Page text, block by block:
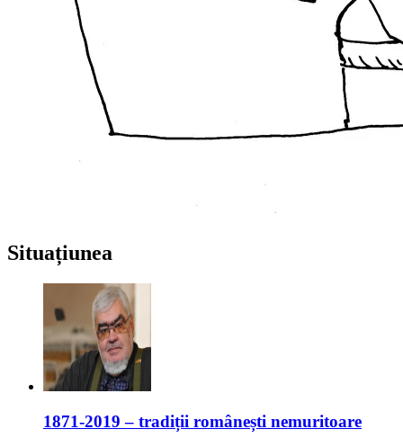
Situațiunea
1871-2019 – tradiții românești nemuritoare